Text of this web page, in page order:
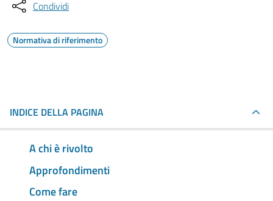
Condividi
Normativa di riferimento
INDICE DELLA PAGINA
A chi è rivolto
Approfondimenti
Come fare